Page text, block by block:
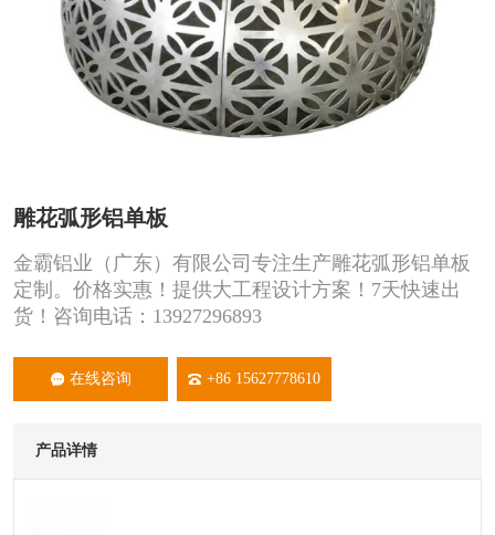
雕花弧形铝单板
金霸铝业（广东）有限公司专注生产雕花弧形铝单板
定制。价格实惠！提供大工程设计方案！7天快速出
货！咨询电话：13927296893
在线咨询 +86 15627778610
产品详情